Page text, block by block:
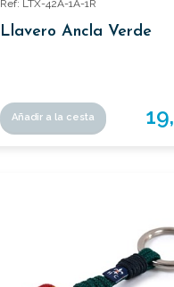
Ref: LTX-42A-1A-1R
Llavero Ancla Verde
Añadir a la cesta 19,